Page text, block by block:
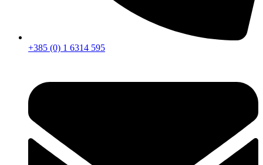
+385 (0) 1 6314 595